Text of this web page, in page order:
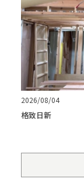
2026/08/04
格致日新